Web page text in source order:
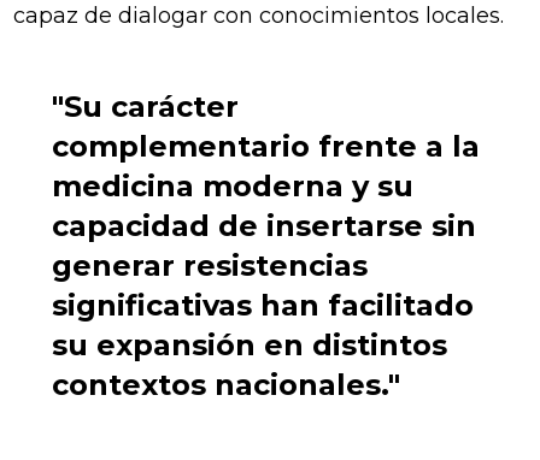
capaz de dialogar con conocimientos locales.
"Su carácter
complementario frente a la
medicina moderna y su
capacidad de insertarse sin
generar resistencias
significativas han facilitado
su expansión en distintos
contextos nacionales."